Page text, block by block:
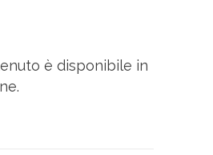
è disponibile in